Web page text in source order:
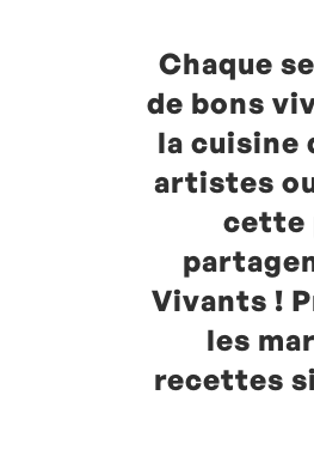
Chaque
de bons
la cuisine
artistes
cette
Vivants !
les
recettes